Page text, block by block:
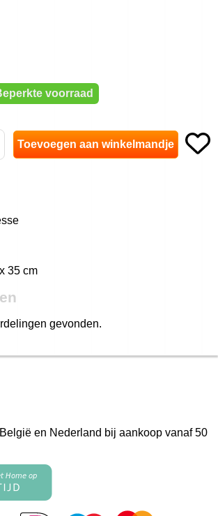
voorraad
35 cm
gevonden.
en Nederland bij aankoop vanaf 50